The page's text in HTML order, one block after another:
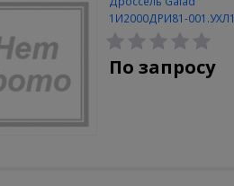
1И2000ДРИ81-001.УХЛ1
380В закрытый
По запросу